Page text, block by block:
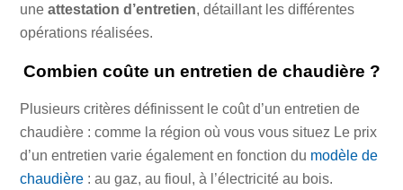
uneattestation d’entretien, détaillant les différentes
opérations réalisées.
Combien coûte un entretien de chaudière ?
Plusieurs critères définissent le coût d’un entretien de
chaudière : comme la région où vous vous situez Le prix
d’un entretien varie également en fonction du modèle de
chaudière : au gaz, au fioul, à l’électricité au bois.